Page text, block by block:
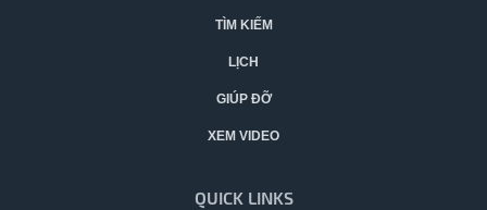
TÌM KIẾM
LỊCH
GIÚP ĐỠ
XEM VIDEO
QUICK LINKS